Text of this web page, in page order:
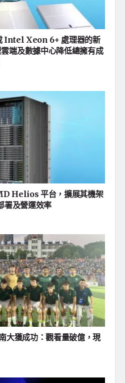
Intel Xeon 6+ 處理器的新
端及數據中心降低總擁有成
Helios 平台，擴展其機架
署及營運效率
獲成功：觀看量破億，現